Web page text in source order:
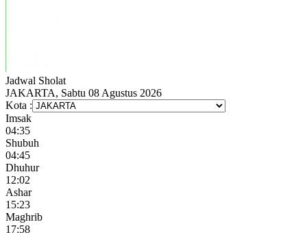
Jadwal Sholat
JAKARTA, Sabtu 08 Agustus 2026
Kota :
Imsak
04:35
Shubuh
04:45
Dhuhur
12:02
Ashar
15:23
Maghrib
17:58